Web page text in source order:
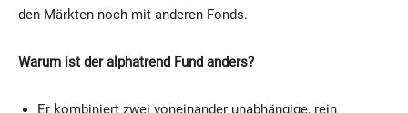
den Märkten noch mit anderen Fonds.
Warum ist der alphatrend Fund anders?
Er kombiniert zwei voneinander unabhängige, rein